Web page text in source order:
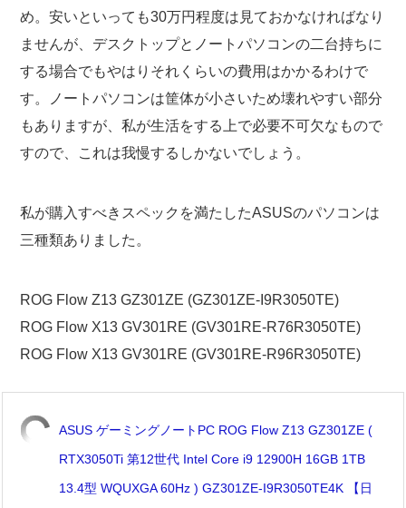
め。安いといっても30万円程度は見ておかなければなり
ませんが、デスクトップとノートパソコンの二台持ちに
する場合でもやはりそれくらいの費用はかかるわけで
す。ノートパソコンは筐体が小さいため壊れやすい部分
もありますが、私が生活をする上で必要不可欠なもので
すので、これは我慢するしかないでしょう。
私が購入すべきスペックを満たしたASUSのパソコンは
三種類ありました。
ROG Flow Z13 GZ301ZE (GZ301ZE-I9R3050TE)
ROG Flow X13 GV301RE (GV301RE-R76R3050TE)
ROG Flow X13 GV301RE (GV301RE-R96R3050TE)
ASUS ゲーミングノートPC ROG Flow Z13 GZ301ZE (
RTX3050Ti 第12世代 Intel Core i9 12900H 16GB 1TB
13.4型 WQUXGA 60Hz ) GZ301ZE-I9R3050TE4K 【日